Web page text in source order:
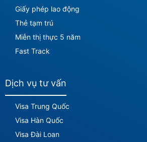
Giấy phép lao động
Thẻ tạm trú
Miễn thị thực 5 năm
Fast Track
Dịch vụ tư vấn
Visa Trung Quốc
Visa Hàn Quốc
Visa Đài Loan